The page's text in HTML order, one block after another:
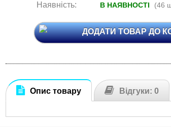
Наявність: В НАЯВНОСТІ (46
ДОДАТИ ТОВАР ДО
Опис товару Відгуки: 0